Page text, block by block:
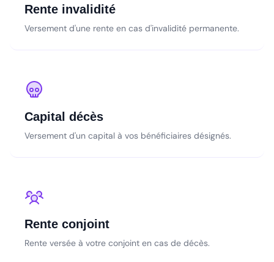
Rente invalidité
Versement d'une rente en cas d'invalidité permanente.
Capital décès
Versement d'un capital à vos bénéficiaires désignés.
Rente conjoint
Rente versée à votre conjoint en cas de décès.